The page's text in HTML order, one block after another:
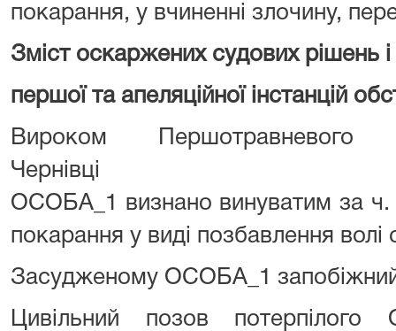
покарання, у вчиненні злочину,
Зміст оскаржених судових рішень
першої та апеляційної інстанцій
Вироком
Чернівці від 22
ОСОБА_1 визнано винуватим за
покарання у виді позбавлення
Засудженому ОСОБА_1 запобіжний
Цивільний позов